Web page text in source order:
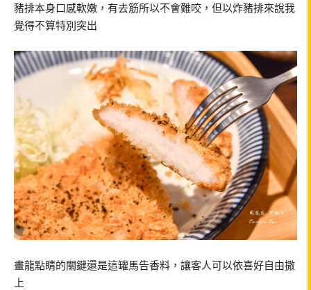
豬排本身口感軟嫩，有去筋所以不會難咬，但以炸豬排來說我
覺得不算特別突出
畫龍點睛的關鍵還是這罐馬告香料，讓客人可以依喜好自由撒
上